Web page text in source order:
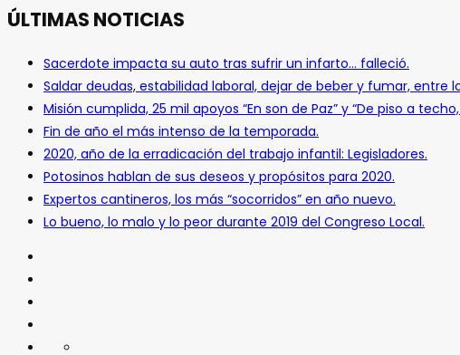
ÚLTIMAS NOTICIAS
Sacerdote impacta su auto tras sufrir un infarto… falleció.
Saldar deudas, estabilidad laboral, dejar de beber y fumar, entre
Misión cumplida, 25 mil apoyos “En son de Paz” y “De piso a
Fin de año el más intenso de la temporada.
2020, año de la erradicación del trabajo infantil: Legisladores.
Potosinos hablan de sus deseos y propósitos para 2020.
Expertos cantineros, los más “socorridos” en año nuevo.
Lo bueno, lo malo y lo peor durante 2019 del Congreso Local.